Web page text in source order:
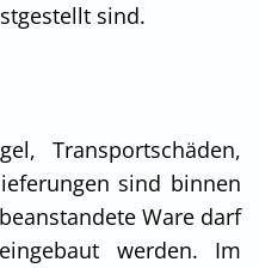
sind.
Transportschäden,
sind binnen
Ware darf
werden. Im